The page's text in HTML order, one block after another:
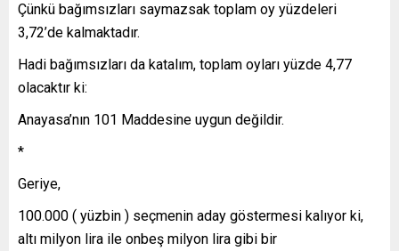
Çünkü bağımsızları saymazsak toplam oy yüzdeleri
3,72’de kalmaktadır.
Hadi bağımsızları da katalım, toplam oyları yüzde 4,77
olacaktır ki:
Anayasa’nın 101 Maddesine uygun değildir.
*
Geriye,
100.000 ( yüzbin ) seçmenin aday göstermesi kalıyor ki,
altı milyon lira ile onbeş milyon lira gibi bir